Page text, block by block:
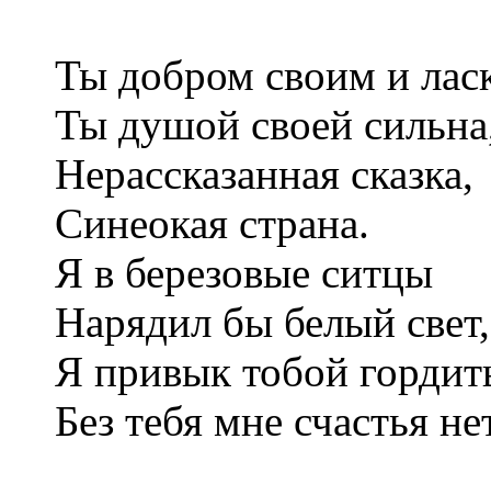
Ты добром своим и
Ты душой своей
Нерассказанная сказка,
Синеокая страна.
Я в березовые ситцы
Нарядил бы белый свет,
Я привык тобой
Без тебя мне счастья